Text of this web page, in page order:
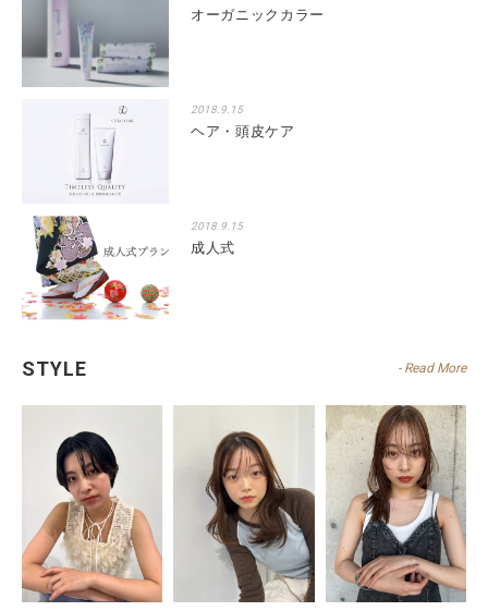
オーガニックカラー
2018.9.15
ヘア・頭皮ケア
2018.9.15
成人式
STYLE - Read More